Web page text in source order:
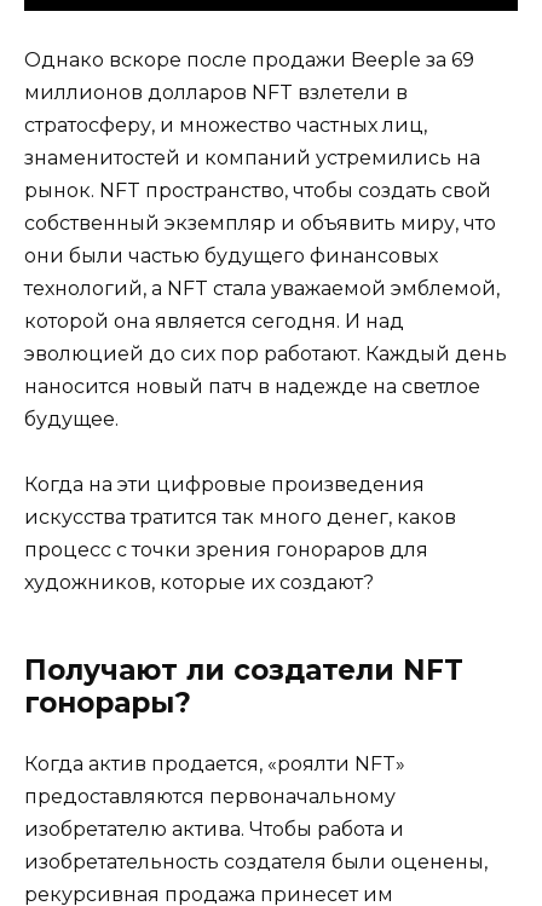
Однако вскоре после продажи Beeple за 69
миллионов долларов NFT взлетели в
стратосферу, и множество частных лиц,
знаменитостей и компаний устремились на
рынок. NFT пространство, чтобы создать свой
собственный экземпляр и объявить миру, что
они были частью будущего финансовых
технологий, а NFT стала уважаемой эмблемой,
которой она является сегодня. И над
эволюцией до сих пор работают. Каждый день
наносится новый патч в надежде на светлое
будущее.
Когда на эти цифровые произведения
искусства тратится так много денег, каков
процесс с точки зрения гонораров для
художников, которые их создают?
Получают ли создатели NFT
гонорары?
Когда актив продается, «роялти NFT»
предоставляются первоначальному
изобретателю актива. Чтобы работа и
изобретательность создателя были оценены,
рекурсивная продажа принесет им